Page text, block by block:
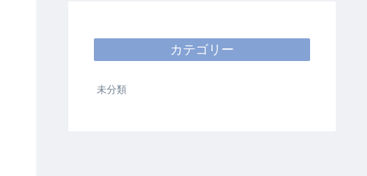
カテゴリー
未分類